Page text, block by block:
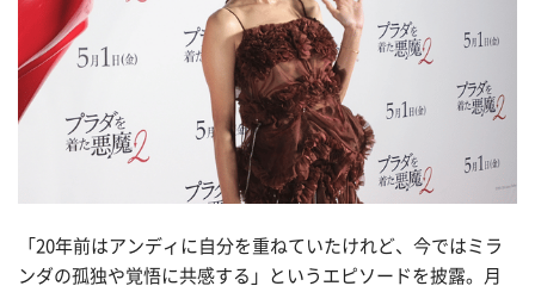
「20年前はアンディに自分を重ねていたけれど、今ではミラ
ンダの孤独や覚悟に共感する」というエピソードを披露。月